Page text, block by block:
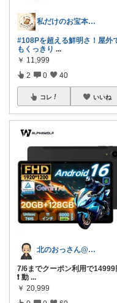
私だけのお宝本舗🍀経由購入いつも感謝！
#108Pを超える鮮明さ！屋外
もくっきり ...
￥ 11,999
2 0 40
コレ いいね
北のおっさん@ガジェット好き
7/6までクーポン利用で14999
❗ 動 ...
￥ 20,999